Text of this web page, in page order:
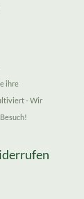
ihre
- Wir